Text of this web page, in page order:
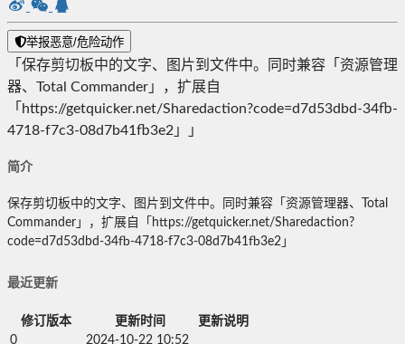
举报恶意/危险动作
「保存剪切板中的文字、图片到文件中。同时兼容「资源管理
器、Total Commander」，扩展自
「https://getquicker.net/Sharedaction?code=d7d53dbd-34fb-
4718-f7c3-08d7b41fb3e2」」
简介
保存剪切板中的文字、图片到文件中。同时兼容「资源管理器、Total
Commander」，扩展自「https://getquicker.net/Sharedaction?
code=d7d53dbd-34fb-4718-f7c3-08d7b41fb3e2」
最近更新
修订版本 更新时间
更新说明
0
2024-10-22 10:52